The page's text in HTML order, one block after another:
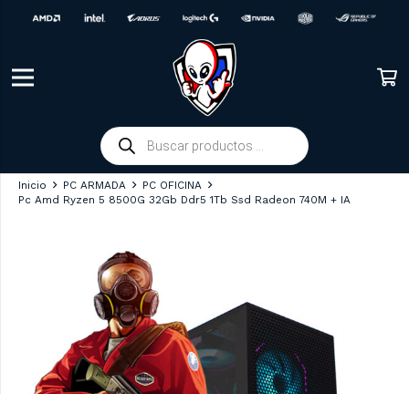
Búsqueda
de
productos
Inicio PC ARMADA
PC OFICINA
Pc Amd Ryzen 5 8500G 32Gb Ddr5 1Tb Ssd Radeon 740M + IA